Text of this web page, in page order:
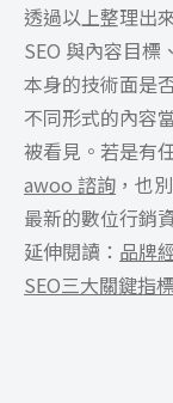
透過以上整理出
SEO 與內容目標
本身的技術面是
不同形式的內容
被看見。若是有
awoo 諮詢 ，也
最新的數位行銷
延伸閱讀： 品牌
SEO三大關鍵指標